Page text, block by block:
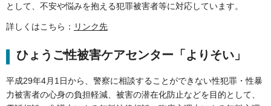
として、不安や悩みを抱える犯罪被害者等に対応しています。
詳しくはこちら： リンク先
ひょうご性被害ケアセンター「よりそい」
平成29年4月1日から、警察に相談することができない性犯罪・性暴
力被害者の心身の負担軽減、被害の潜在化防止などを目的として、